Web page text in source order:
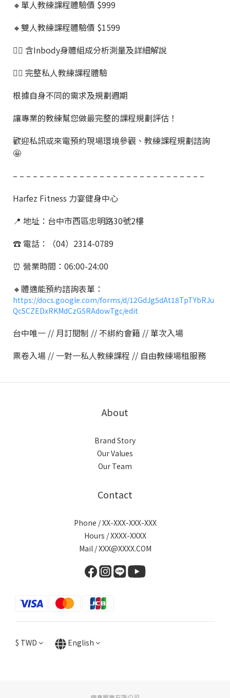
🔸單人教練課程體驗價 $999
🔸雙人教練課程體驗價 $1599
👉🏼 含Inbody身體組成分析測量及詳細解說
👉🏼 完整私人教練課程體驗
根據自身不同的需求及規劃週期
讓專業的教練幫您做最完整的課程規劃評估！
歡迎私訊或來電預約現場環境參觀、教練課程規劃諮詢
🤩
– – – – – – – – – – – – – – – – – – – – – – – – – – – – –
Harfez Fitness 力宴健身中心
📍 地址：台中市西區忠明路30號2樓
☎️ 電話：（04）2314-0789
⏰ 營業時間：06:00-24:00
🔸體適能預約諮詢表單：
https://docs.google.com/forms/d/12GdJg5dAt18TpTYbRJu
QcSCZEDxRKMdCzG5RAdowTgc/edit
台中唯一 // 月訂閱制 // 不綁約會籍 // 單次入場
票卷入場 // 一對一私人教練課程 // 自由教練場租服務
About
Brand Story
Our Values
Our Team
Contact
Phone / XX-XXX-XXX-XXX
Hours / XXXX-XXXX
Mail / XXX@XXXX.COM
$ TWD English